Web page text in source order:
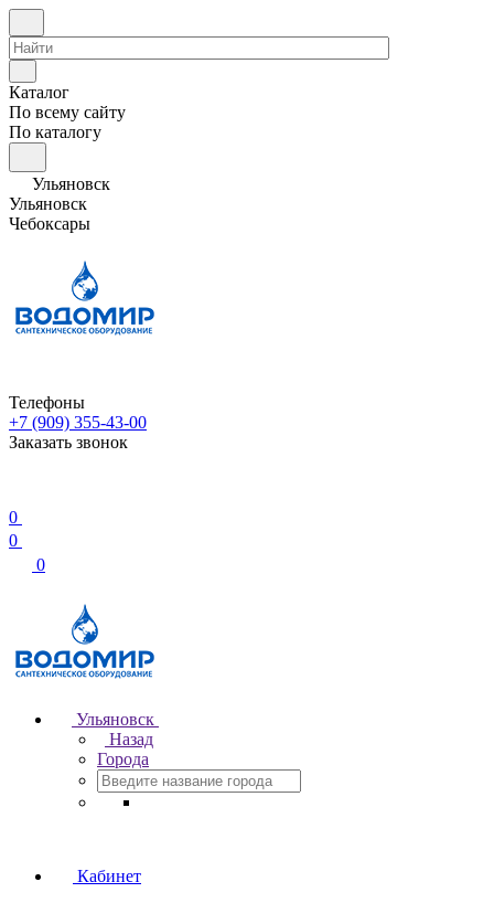
Каталог
По всему сайту
По каталогу
Ульяновск
Ульяновск
Чебоксары
Телефоны
+7 (909) 355-43-00
Заказать звонок
0
0
0
Ульяновск
Назад
Города
Кабинет